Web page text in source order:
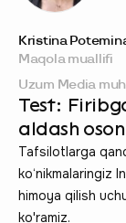
Kristina
Maqola muallifi
Uzum Media
Test:
aldash
Tafsilotlarga
ko‘nikmalaringiz
himoya qilish
ko'ramiz.